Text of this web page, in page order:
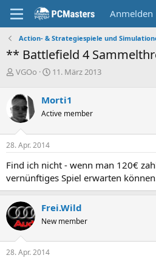
Anmelden
Action- & Strategiespiele und
** Battlefield 4
E
s
t
e
l
l
e
VGOo
E
t
e
l
m
11. März 2013
Morti1
Active member
28. Apr. 2014
Find ich nicht - wenn man 120€
vernünftiges Spiel erwarten
Frei.Wild
New member
28. Apr. 2014